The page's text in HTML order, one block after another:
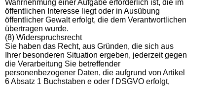
Wahrnehmung einer Aufgabe erforderlich ist, die im
öffentlichen Interesse liegt oder in Ausübung
öffentlicher Gewalt erfolgt, die dem Verantwortlichen
übertragen wurde.
(8) Widerspruchsrecht
Sie haben das Recht, aus Gründen, die sich aus
Ihrer besonderen Situation ergeben, jederzeit gegen
die Verarbeitung Sie betreffender
personenbezogener Daten, die aufgrund von Artikel
6 Absatz 1 Buchstaben e oder f DSGVO erfolgt,